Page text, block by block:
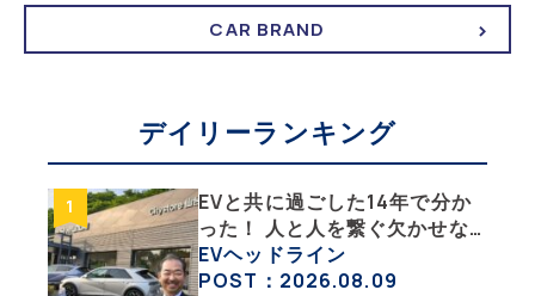
CAR BRAND
デイリーランキング
EVと共に過ごした14年で分か
った！ 人と人を繋ぐ欠かせな
い相棒、それがEV!!【EV総合
研究所のリアルEVライフ：そ
EVヘッドライン
POST：2026.08.09